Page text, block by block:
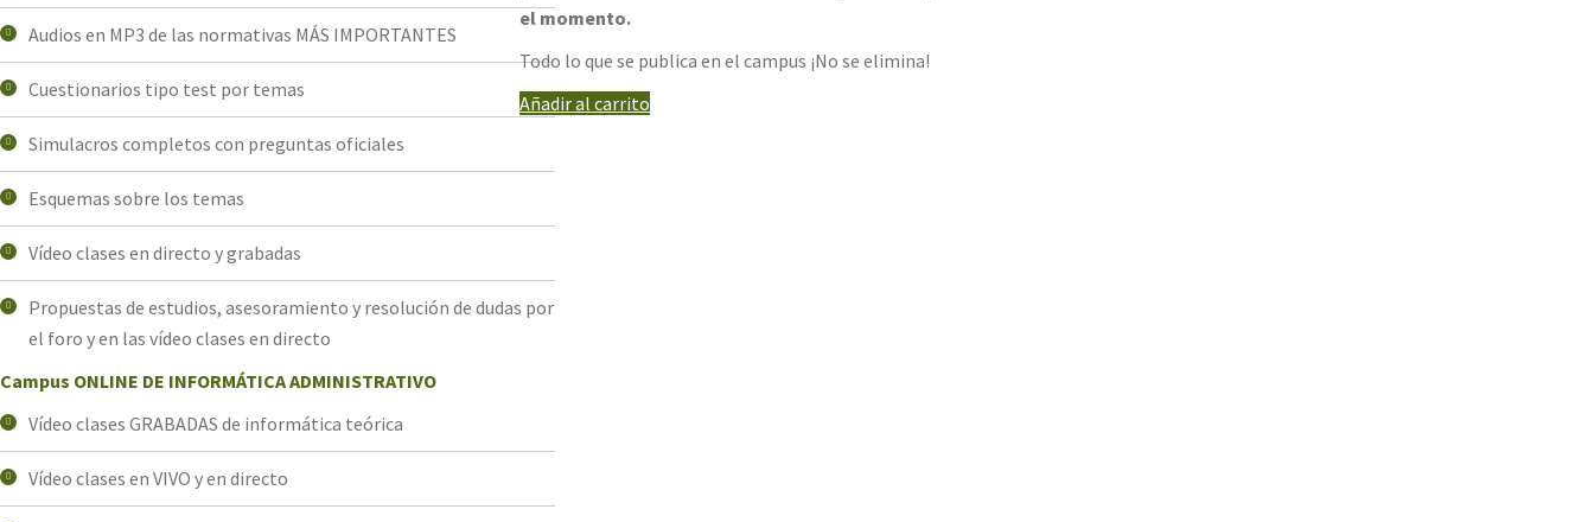
Audios en MP3 de las normativas MÁS IMPORTANTES
Cuestionarios tipo test por temas
Simulacros completos con preguntas oficiales
Esquemas sobre los temas
Vídeo clases en directo y grabadas
Propuestas de estudios, asesoramiento y resolución de dudas por
el foro y en las vídeo clases en directo
Campus ONLINE DE INFORMÁTICA ADMINISTRATIVO
Vídeo clases GRABADAS de informática teórica
Vídeo clases en VIVO y en directo
el momento.
Todo lo que se publica en el campus ¡No se elimina!
Añadir al carrito